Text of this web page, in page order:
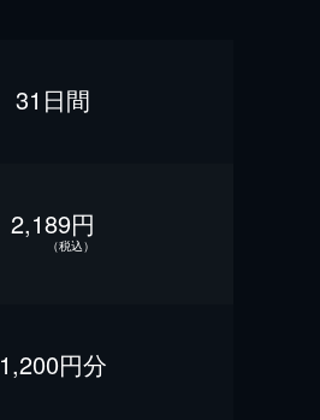
31日間
2,189円
（税込）
1,200円分